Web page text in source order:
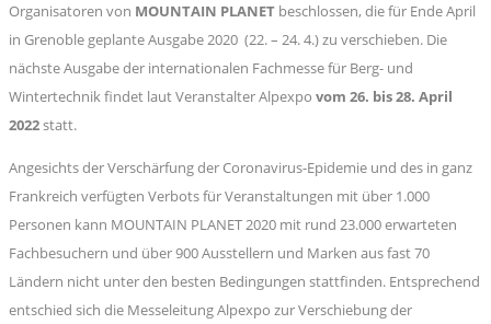
Organisatoren von MOUNTAIN PLANET beschlossen, die für Ende April
in Grenoble geplante Ausgabe 2020 (22. – 24. 4.) zu verschieben. Die
nächste Ausgabe der internationalen Fachmesse für Berg- und
Wintertechnik findet laut Veranstalter Alpexpo vom 26. bis 28. April
2022statt.
Angesichts der Verschärfung der Coronavirus-Epidemie und des in ganz
Frankreich verfügten Verbots für Veranstaltungen mit über 1.000
Personen kann MOUNTAIN PLANET 2020 mit rund 23.000 erwarteten
Fachbesuchern und über 900 Ausstellern und Marken aus fast 70
Ländern nicht unter den besten Bedingungen stattfinden. Entsprechend
entschied sich die Messeleitung Alpexpo zur Verschiebung der